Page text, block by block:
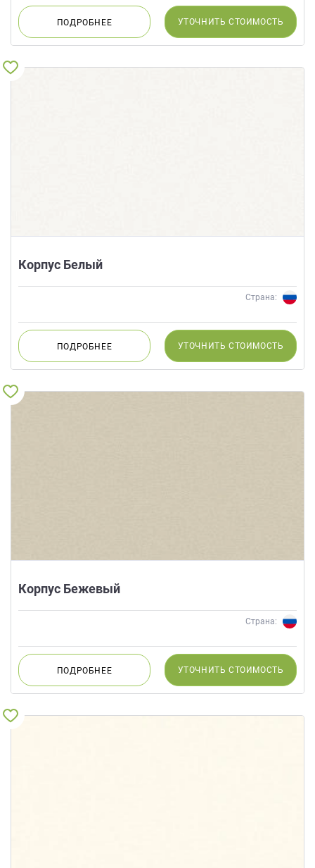
ПОДРОБНЕЕ УТОЧНИТЬ СТОИМОСТЬ
Корпус Белый
Страна:
ПОДРОБНЕЕ УТОЧНИТЬ СТОИМОСТЬ
Корпус Бежевый
Страна:
ПОДРОБНЕЕ УТОЧНИТЬ СТОИМОСТЬ